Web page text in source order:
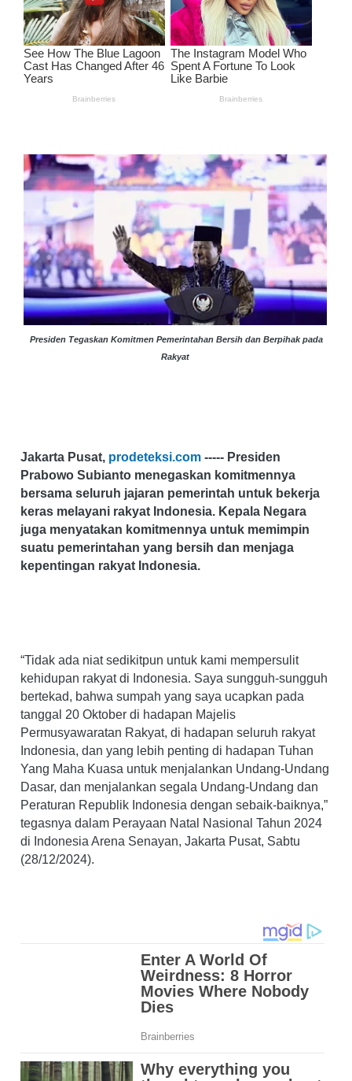
Presiden Tegaskan Komitmen Pemerintahan Bersih dan Berpihak pada
Rakyat
Jakarta Pusat, prodeteksi.com ----- Presiden
Prabowo Subianto menegaskan komitmennya
bersama seluruh jajaran pemerintah untuk bekerja
keras melayani rakyat Indonesia. Kepala Negara
juga menyatakan komitmennya untuk memimpin
suatu pemerintahan yang bersih dan menjaga
kepentingan rakyat Indonesia.
“Tidak ada niat sedikitpun untuk kami mempersulit
kehidupan rakyat di Indonesia. Saya sungguh-sungguh
bertekad, bahwa sumpah yang saya ucapkan pada
tanggal 20 Oktober di hadapan Majelis
Permusyawaratan Rakyat, di hadapan seluruh rakyat
Indonesia, dan yang lebih penting di hadapan Tuhan
Yang Maha Kuasa untuk menjalankan Undang-Undang
Dasar, dan menjalankan segala Undang-Undang dan
Peraturan Republik Indonesia dengan sebaik-baiknya,”
tegasnya dalam Perayaan Natal Nasional Tahun 2024
di Indonesia Arena Senayan, Jakarta Pusat, Sabtu
(28/12/2024).